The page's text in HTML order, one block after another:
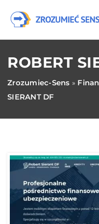
ROBERT
Zrozumiec-Sens »
SIERANT DF